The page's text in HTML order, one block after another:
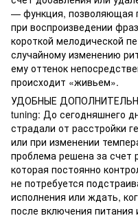
— функция, позволяющая
при воспроизведении
короткой мелодической
случайному изменению
ему оттенок
происходит «живьем».
УДОБНЫЕ
tuning: До сегодняшнего
страдали от расстройки
или при изменении
проблема решена за счет
которая постоянно
не потребуется
исполнения или ждать,
после включения питания